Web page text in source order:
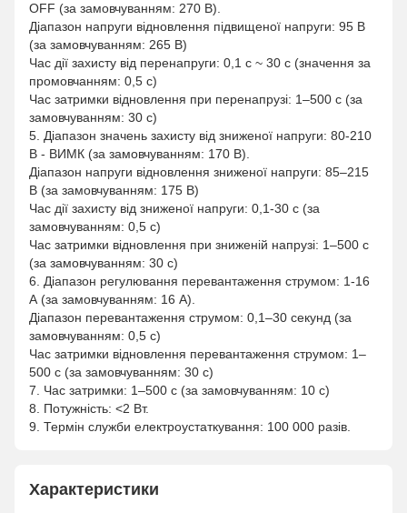
OFF (за замовчуванням: 270 В).
Діапазон напруги відновлення підвищеної напруги: 95 В
(за замовчуванням: 265 В)
Час дії захисту від перенапруги: 0,1 с ~ 30 с (значення за
промовчанням: 0,5 с)
Час затримки відновлення при перенапрузі: 1–500 с (за
замовчуванням: 30 с)
5. Діапазон значень захисту від зниженої напруги: 80-210
В - ВИМК (за замовчуванням: 170 В).
Діапазон напруги відновлення зниженої напруги: 85–215
В (за замовчуванням: 175 В)
Час дії захисту від зниженої напруги: 0,1-30 с (за
замовчуванням: 0,5 с)
Час затримки відновлення при зниженій напрузі: 1–500 с
(за замовчуванням: 30 с)
6. Діапазон регулювання перевантаження струмом: 1-16
А (за замовчуванням: 16 А).
Діапазон перевантаження струмом: 0,1–30 секунд (за
замовчуванням: 0,5 с)
Час затримки відновлення перевантаження струмом: 1–
500 с (за замовчуванням: 30 с)
7. Час затримки: 1–500 с (за замовчуванням: 10 с)
8. Потужність: <2 Вт.
9. Термін служби електроустаткування: 100 000 разів.
Характеристики